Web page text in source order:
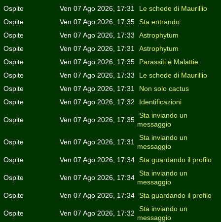
Ospite
Ven 07 Ago 2026, 17:31
Le schede di Maurillio
Ospite
Ven 07 Ago 2026, 17:35 Sta entrando
Ospite
Ven 07 Ago 2026, 17:33
Astrophytum
Ospite
Ven 07 Ago 2026, 17:31
Astrophytum
Ospite
Ven 07 Ago 2026, 17:35
Parassiti e Malattie
Ospite
Ven 07 Ago 2026, 17:33
Le schede di Maurillio
Ospite
Ven 07 Ago 2026, 17:31
Non solo cactus
Ospite
Ven 07 Ago 2026, 17:32 Identificazioni
Ospite Ven 07 Ago 2026, 17:35
Sta inviando un
messaggio
Ospite Ven 07 Ago 2026, 17:31
Sta inviando un
messaggio
Ospite
Ven 07 Ago 2026, 17:34 Sta guardando il profilo
Ospite Ven 07 Ago 2026, 17:34
Sta inviando un
messaggio
Ospite
Ven 07 Ago 2026, 17:34 Sta guardando il profilo
Ospite Ven 07 Ago 2026, 17:32
Sta inviando un
messaggio